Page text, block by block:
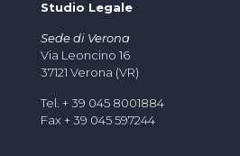
Studio Legale
Sede di Verona
Via Leoncino 16
37121 Verona (VR)
Tel. + 39 045 8001884
Fax + 39 045 597244